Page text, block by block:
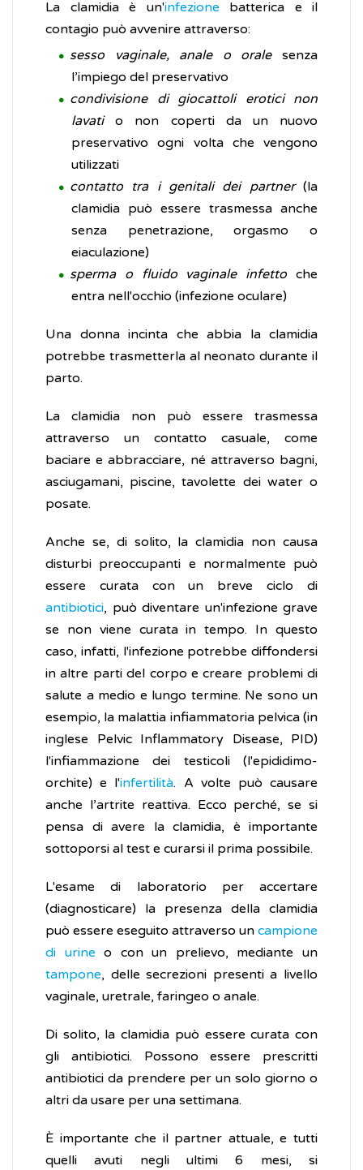
La clamidia è un'infezione batterica e il
contagio può avvenire attraverso:
sesso vaginale, anale o oralesenza
l’impiego del preservativo
condivisione di giocattoli erotici non
lavatio non coperti da un nuovo
preservativo ogni volta che vengono
utilizzati
contatto tra i genitali dei partner(la
clamidia può essere trasmessa anche
senza penetrazione, orgasmo o
eiaculazione)
sperma o fluido vaginale infettoche
entra nell'occhio (infezione oculare)
Una donna incinta che abbia la clamidia
potrebbe trasmetterla al neonato durante il
parto.
La clamidia non può essere trasmessa
attraverso un contatto casuale, come
baciare e abbracciare, né attraverso bagni,
asciugamani, piscine, tavolette dei water o
posate.
Anche se, di solito, la clamidia non causa
disturbi preoccupanti e normalmente può
essere curata con un breve ciclo di
antibiotici, può diventare un'infezione grave
se non viene curata in tempo. In questo
caso, infatti, l'infezione potrebbe diffondersi
in altre parti del corpo e creare problemi di
salute a medio e lungo termine. Ne sono un
esempio, la malattia infiammatoria pelvica (in
inglese Pelvic Inflammatory Disease, PID)
l'infiammazione dei testicoli (l'epididimo-
orchite) e l'infertilità. A volte può causare
anche l’artrite reattiva. Ecco perché, se si
pensa di avere la clamidia, è importante
sottoporsi al test e curarsi il prima possibile.
L'esame di laboratorio per accertare
(diagnosticare) la presenza della clamidia
può essere eseguito attraverso un campione
di urine o con un prelievo, mediante un
tampone, delle secrezioni presenti a livello
vaginale, uretrale, faringeo o anale.
Di solito, la clamidia può essere curata con
gli antibiotici. Possono essere prescritti
antibiotici da prendere per un solo giorno o
altri da usare per una settimana.
È importante che il partner attuale, e tutti
quelli avuti negli ultimi 6 mesi, si